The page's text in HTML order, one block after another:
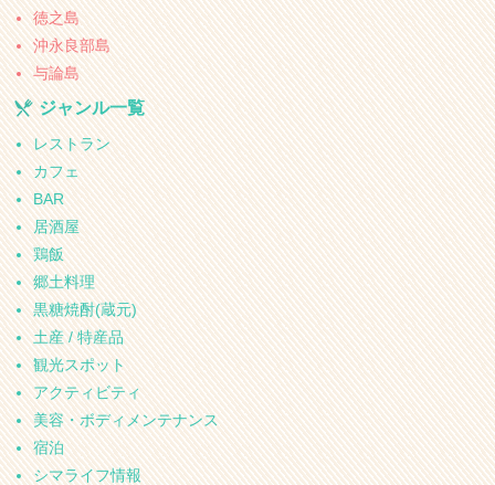
徳之島
沖永良部島
与論島
ジャンル一覧
レストラン
カフェ
BAR
居酒屋
鶏飯
郷土料理
黒糖焼酎(蔵元)
土産 / 特産品
観光スポット
アクティビティ
美容・ボディメンテナンス
宿泊
シマライフ情報